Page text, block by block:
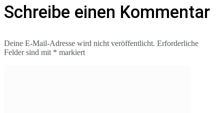
Schreibe einen Kommentar
Deine E-Mail-Adresse wird nicht veröffentlicht. Erforderliche
Felder sind mit * markiert